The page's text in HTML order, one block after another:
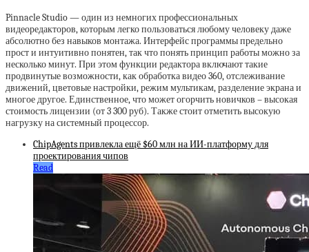
Pinnacle Studio — один из немногих профессиональных
видеоредакторов, которым легко пользоваться любому человеку даже
абсолютно без навыков монтажа. Интерфейс программы предельно
прост и интуитивно понятен, так что понять принцип работы можно за
несколько минут. При этом функции редактора включают такие
продвинутые возможности, как обработка видео 360, отслеживание
движений, цветовые настройки, режим мультикам, разделение экрана и
многое другое. Единственное, что может огорчить новичков – высокая
стоимость лицензии (от 3 300 руб). Также стоит отметить высокую
нагрузку на системный процессор.
ChipAgents привлекла ещё $60 млн на ИИ-платформу для
проектирования чипов
Read